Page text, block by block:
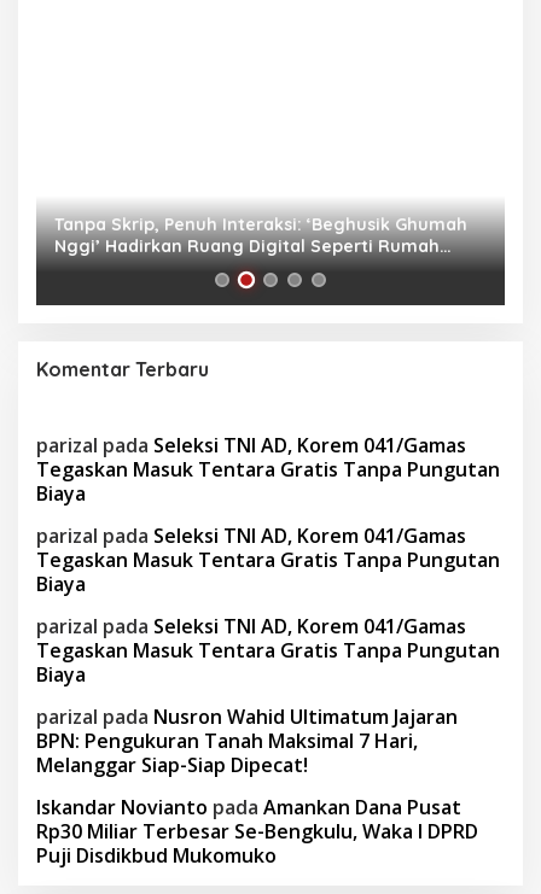
Tanpa Skrip, Penuh Interaksi: ‘Beghusik Ghumah
Nggi’ Hadirkan Ruang Digital Seperti Rumah
Sendiri
Komentar Terbaru
parizal pada Seleksi TNI AD, Korem 041/Gamas
Tegaskan Masuk Tentara Gratis Tanpa Pungutan
Biaya
parizal pada Seleksi TNI AD, Korem 041/Gamas
Tegaskan Masuk Tentara Gratis Tanpa Pungutan
Biaya
parizal pada Seleksi TNI AD, Korem 041/Gamas
Tegaskan Masuk Tentara Gratis Tanpa Pungutan
Biaya
parizal pada Nusron Wahid Ultimatum Jajaran
BPN: Pengukuran Tanah Maksimal 7 Hari,
Melanggar Siap-Siap Dipecat!
Iskandar Novianto pada Amankan Dana Pusat
Rp30 Miliar Terbesar Se-Bengkulu, Waka I DPRD
Puji Disdikbud Mukomuko